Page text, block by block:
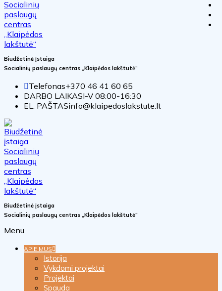
Biudžetinė įstaiga
Socialinių paslaugų centras „Klaipėdos lakštutė“
Telefonas+370 46 41 60 65
DARBO LAIKASI-V 08:00-16:30
EL. PAŠTASinfo@klaipedoslakstute.lt
Biudžetinė įstaiga
Socialinių paslaugų centras „Klaipėdos lakštutė“
Menu
APIE MUS
Istorija
Vykdomi projektai
Projektai
Spauda